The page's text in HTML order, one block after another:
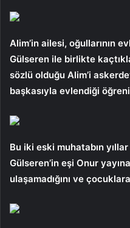
Alim’in ailesi, oğullarının
Gülseren ile birlikte
sözlü olduğu Alim’i
başkasıyla evlendiği
Bu iki eski muhatabın
Gülseren’in eşi Onur
ulaşamadığını ve